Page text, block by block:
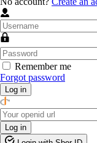
Remember me
Forgot password
Log in
Log in